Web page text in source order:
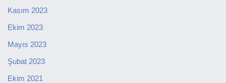
Kasım 2023
Ekim 2023
Mayıs 2023
Şubat 2023
Ekim 2021